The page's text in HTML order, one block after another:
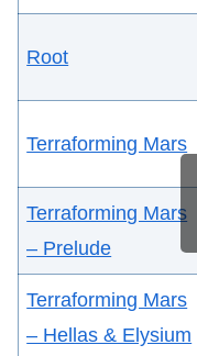
Root
Terraforming Mars
Terraforming Mars
– Prelude
Terraforming Mars
– Hellas & Elysium